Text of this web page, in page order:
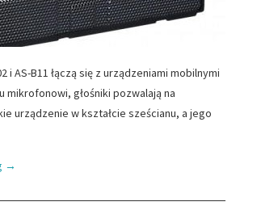
AS-B11 łączą się z urządzeniami mobilnymi
głośniki pozwalają na
urządzenie w kształcie sześcianu, a jego
→